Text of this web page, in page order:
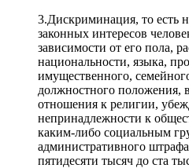
3.Дискриминация, то есть
законных интересов
зависимости от его пола,
национальности, языка,
имущественного,
должностного положения,
отношения к религии,
непринадлежности к
каким-либо социальным
административного
пятидесяти тысяч до ста